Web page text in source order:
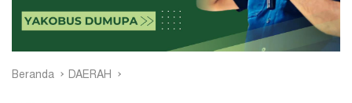
Beranda DAERAH